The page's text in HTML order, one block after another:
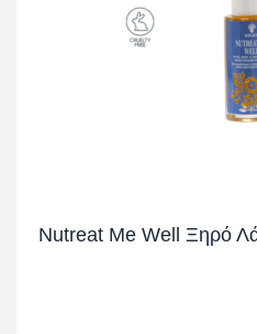
Nutreat Me Well Ξηρό